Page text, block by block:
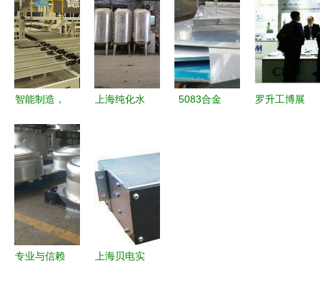
海被起诉后
可能会怎么
判？
黑上海分析
生化展，赋
能创新分析
服务
新风尚
业协会第三
届第三次会
员大会 助
力上海服务
升级
智能制造，
中国板材与
定制家居大
会在上海绽
放服务新篇
章
上海纯化水
离子与辉月
RO反渗透
技术的工业
应用
5083合金
罗升工博展
专业与信赖
上海贝电实